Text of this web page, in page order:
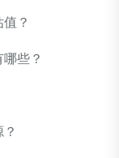
？
些？